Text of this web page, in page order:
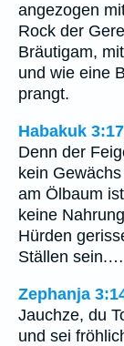
angezogen
Rock der
Bräutigam,
und wie eine
prangt.
Habakuk
Denn der
kein
am Ölbaum
keine
Hürden
Ställen sein.…
Zephanja
Jauchze, du
und sei